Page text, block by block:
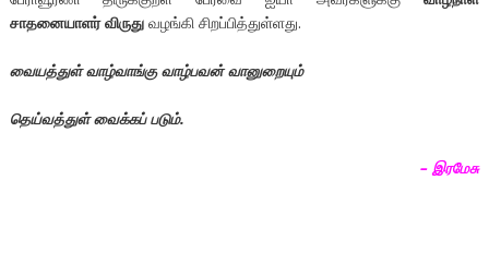
சாதனையாளர் விருதுவழங்கி சிறப்பித்துள்ளது.
வையத்துள் வாழ்வாங்கு வாழ்பவன் வானுறையும்
தெய்வத்துள் வைக்கப் படும்.
–இரமேசு